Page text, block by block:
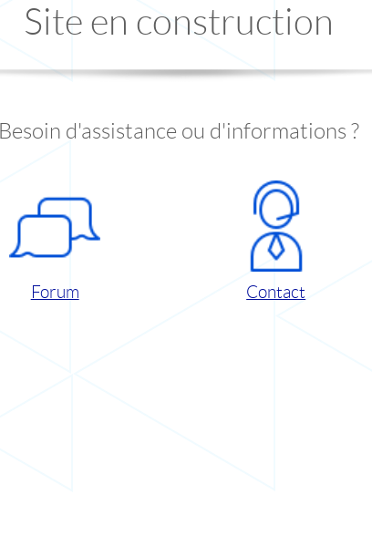
Site en construction
Besoin d'assistance ou d'informations ?
Forum Contact